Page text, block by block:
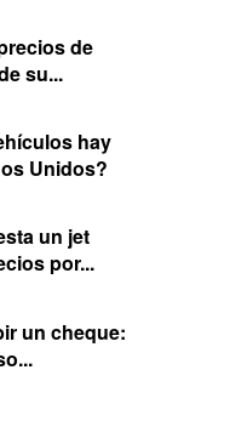
de
su...
hay
Unidos?
un jet
por...
un cheque: